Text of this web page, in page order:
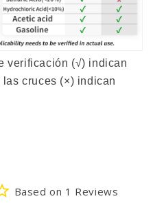
verificación (√) indican
cruces (×) indican
Based on 1 Reviews